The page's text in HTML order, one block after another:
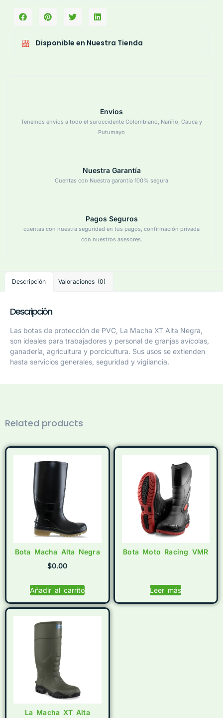
Disponible en Nuestra Tienda
Envíos
Tenemos envíos a todo el suroccidente Colombiano, Nariño, Cauca y
Putumayo
Nuestra Garantía
Cuentas con Nuestra garantía 100% segura
Pagos Seguros
cuentas con nuestra seguridad en tus pagos, confirmación privada
con nuestros asesores.
Descripción Valoraciones (0)
Descripción
Las botas de protección de PVC, La Macha XT Alta Negra
son ideales para trabajadores y personal de granjas avícolas,
ganadería, agricultura y porcicultura. Sus usos se extienden
hasta servicios generales, seguridad y vigilancia.
Related products
Bota Macha Alta Negra
$0.00
Añadir al carrito
Bota Moto Racing VMR
Leer más
La Macha XT Alta